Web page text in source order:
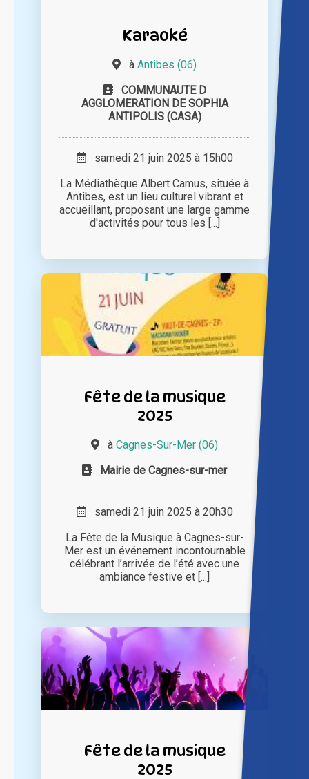
Karaoké
à Antibes (06)
COMMUNAUTE D
AGGLOMERATION DE SOPHIA
ANTIPOLIS (CASA)
samedi 21 juin 2025 à 15h00
La Médiathèque Albert Camus, située à
Antibes, est un lieu culturel vibrant et
accueillant, proposant une large gamme
d'activités pour tous les [...]
Fête de la musique
2025
à Cagnes-Sur-Mer (06)
Mairie de Cagnes-sur-mer
samedi 21 juin 2025 à 20h30
La Fête de la Musique à Cagnes-sur-
Mer est un événement incontournable
célébrant l’arrivée de l’été avec une
ambiance festive et [...]
Fête de la musique
2025